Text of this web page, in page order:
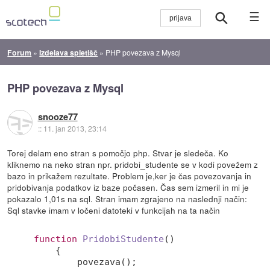
☰
Forum »Izdelava spletišč » PHP povezava z Mysql
PHP povezava z Mysql
snooze77
:: 11. jan 2013, 23:14
Torej delam eno stran s pomočjo php. Stvar je sledeča. Ko
kliknemo na neko stran npr. pridobi_studente se v kodi povežem z
bazo in prikažem rezultate. Problem je,ker je čas povezovanja in
pridobivanja podatkov iz baze počasen. Čas sem izmeril in mi je
pokazalo 1,01s na sql. Stran imam zgrajeno na naslednji način:
Sql stavke imam v ločeni datoteki v funkcijah na ta način
function PridobiStudente ()
{
        povezava();